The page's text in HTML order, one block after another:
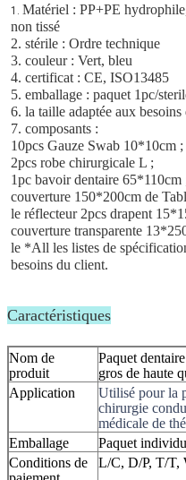
1. Matériel : PP+PE
non tissé
2. stérile : Ordre technique
3. couleur : Vert, bleu
4. certificat : CE, ISO13485
5. emballage : paquet 1pc/
6. la taille adaptée aux
7. composants :
10pcs Gauze Swab 10*10cm ;
2pcs robe chirurgicale L ;
1pc bavoir dentaire 65*110cm
couverture 150*200cm de
le réflecteur 2pcs drapent
couverture transparente
le *All les listes de
besoins du client.
Caractéristiques
Nom de
produit
Paquet
gros de haute
Application
Utilisé pour la
chirurgie
médicale de
Emballage
Paquet
Conditions de
L/C, D/P, T/T,